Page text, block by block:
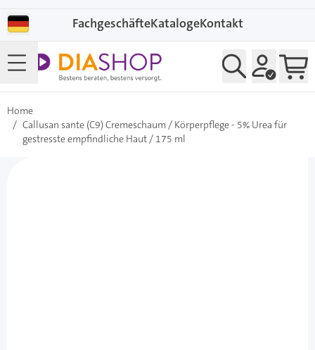
FachgeschäfteKatalogeKontakt
Home
/ Callusan sante (C9) Cremeschaum / Körperpflege - 5% Urea für
gestresste empfindliche Haut / 175 ml